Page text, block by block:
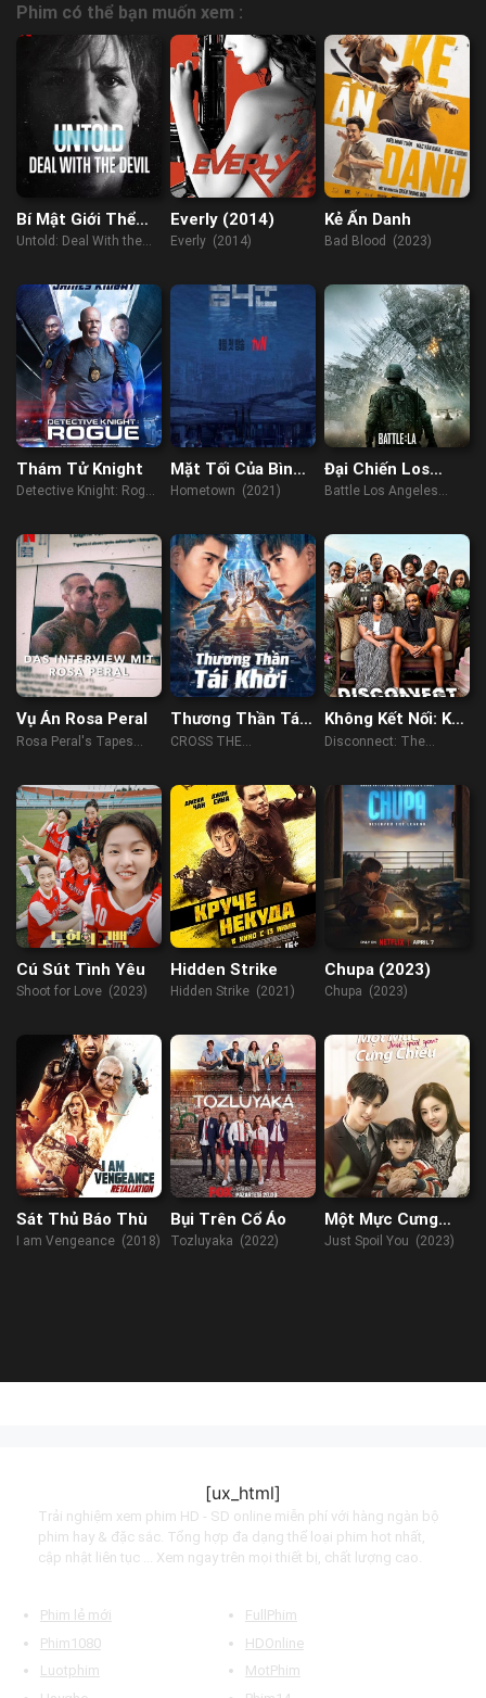
Phim có thể bạn muốn xem :
Bí Mật Giới Thể
Thao: Giao Kèo
Untold: Deal With the
Everly (2014)
Everly (2014)
Kẻ Ẩn Danh
Bad Blood (2023)
Thám Tử Knight
Detective Knight: Rogue
Mặt Tối Của Bình
Yên
Hometown (2021)
Đại Chiến Los
Angeles
Battle Los Angeles
Vụ Án Rosa Peral
Rosa Peral's Tapes
Thương Thần Tái
Khởi
CROSS THE
Không Kết Nối: Kế
Hoạch Lễ Cưới
Disconnect: The
(2023)
Cú Sút Tình Yêu
Shoot for Love (2023)
Hidden Strike
Hidden Strike (2021)
Chupa (2023)
Chupa (2023)
Sát Thủ Báo Thù
I am Vengeance (2018)
Bụi Trên Cổ Áo
Tozluyaka (2022)
Một Mực Cưng
Chiều
Just Spoil You (2023)